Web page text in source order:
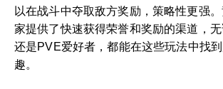
以在战斗中夺取敌方奖励，策略性更强
家提供了快速获得荣誉和奖励的渠道，
还是PVE爱好者，都能在这些玩法中找
趣。